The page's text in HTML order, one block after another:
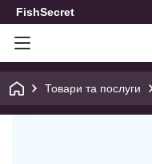
FishSecret
Товари та послуги